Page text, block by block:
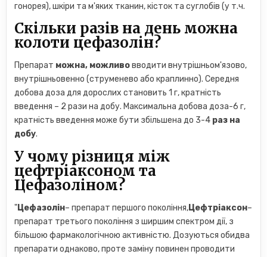
гонорея), шкіри та м'яких тканин, кісток та суглобів (у т.ч.
Скільки разів на день можна
колоти цефазолін?
Препарат можна, можливовводити внутрішньом'язово,
внутрішньовенно (струменево або краплинно). Середня
добова доза для дорослих становить 1 г, кратність
введення – 2 рази на добу. Максимальна добова доза-6 г,
кратність введення може бути збільшена до 3-4 раз на
добу.
У чому різниця між
цефтріаксоном та
Цефазоліном?
"Цефазолін– препарат першого покоління,Цефтріаксон–
препарат третього покоління з ширшим спектром дії, з
більшою фармакологічною активністю. Дозуються обидва
препарати однаково, проте заміну повинен проводити